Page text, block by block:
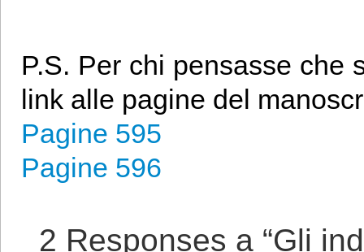
P.S. Per chi pensasse che
link alle pagine del
Pagine 595
Pagine 596
2 Responses a “Gli